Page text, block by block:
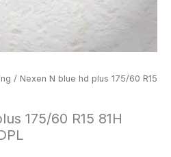
/ Nexen N blue hd plus 175/60 R15
175/60 R15 81H